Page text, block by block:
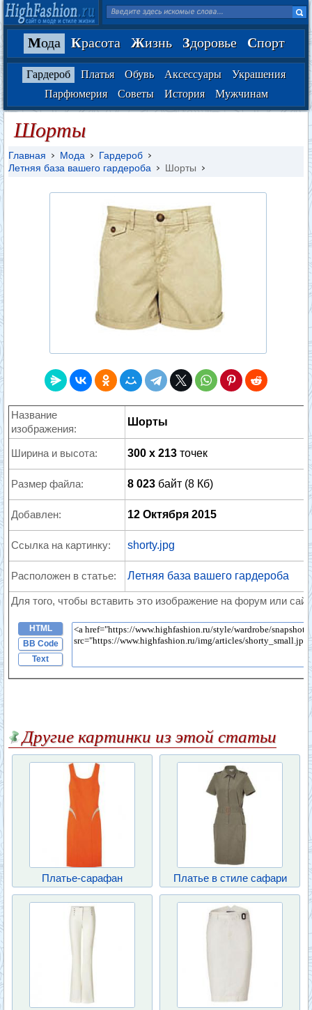
Мода Красота Жизнь Здоровье Спорт
Гардероб Платья Обувь Аксессуары
Украшения
Парфюмерия
Советы История Мужчинам
Шорты
Главная Мода
Гардероб
Летняя база вашего гардероба
Шорты
Название
изображения:
Шорты
Ширина и высота: 300 x 213 точек
Размер файла: 8 023 байт (8 Кб)
Добавлен: 12 Октября 2015
Ссылка на картинку: shorty.jpg
Расположен в статье: Летняя база вашего гардероба
Для того, чтобы вставить это изображение на форум или
HTML
BB Code
Text
Другие картинки из этой статьи
Платье-сарафан Платье в стиле сафари